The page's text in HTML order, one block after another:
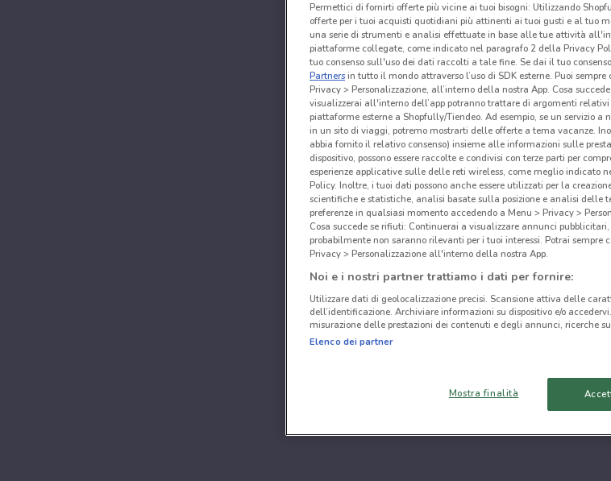
Permettici di fornirti offerte più vicine ai tuoi bisogni: Utilizzando
offerte per i tuoi acquisti quotidiani più attinenti ai tuoi gusti e al tuo
una serie di strumenti e analisi effettuate in base alle tue attività
piattaforme collegate, come indicato nel paragrafo 2 della Privacy
tuo consenso sull'uso dei dati raccolti a tale fine. Se dai il tuo
Partnersin tutto il mondo attraverso l’uso di SDK esterne. Puoi
Privacy > Personalizzazione, all’interno della nostra App. Cosa
visualizzerai all'interno dell’app potranno trattare di argomenti
piattaforme esterne a Shopfully/Tiendeo. Ad esempio, se un servizio
in un sito di viaggi, potremo mostrarti delle offerte a tema vacanze.
abbia fornito il relativo consenso) insieme alle informazioni sulle
dispositivo, possono essere raccolte e condivisi con terze parti per
esperienze applicative sulle delle reti wireless, come meglio indicato
Policy. Inoltre, i tuoi dati possono anche essere utilizzati per la
scientifiche e statistiche, analisi basate sulla posizione e analisi delle
preferenze in qualsiasi momento accedendo a Menu > Privacy >
Cosa succede se rifiuti: Continuerai a visualizzare annunci
probabilmente non saranno rilevanti per i tuoi interessi. Potrai sempre
Privacy > Personalizzazione all'interno della nostra App.
Noi e i nostri partner trattiamo i dati per fornire:
Utilizzare dati di geolocalizzazione precisi. Scansione attiva delle
dell’identificazione. Archiviare informazioni su dispositivo e/o
misurazione delle prestazioni dei contenuti e degli annunci, ricerche
Elenco dei partner
Mostra finalità